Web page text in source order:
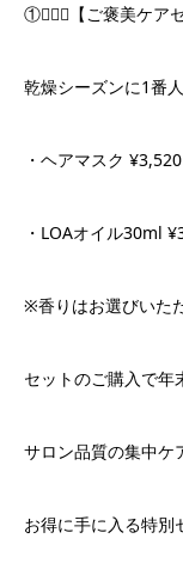
①💆‍♀️✨【ご褒美ケア
乾燥シーズンに1番
・ヘアマスク ¥3,520
・LOAオイル30ml
※香りはお選びいた
セットのご購入で
サロン品質の集中ケ
お得に手に入る特別